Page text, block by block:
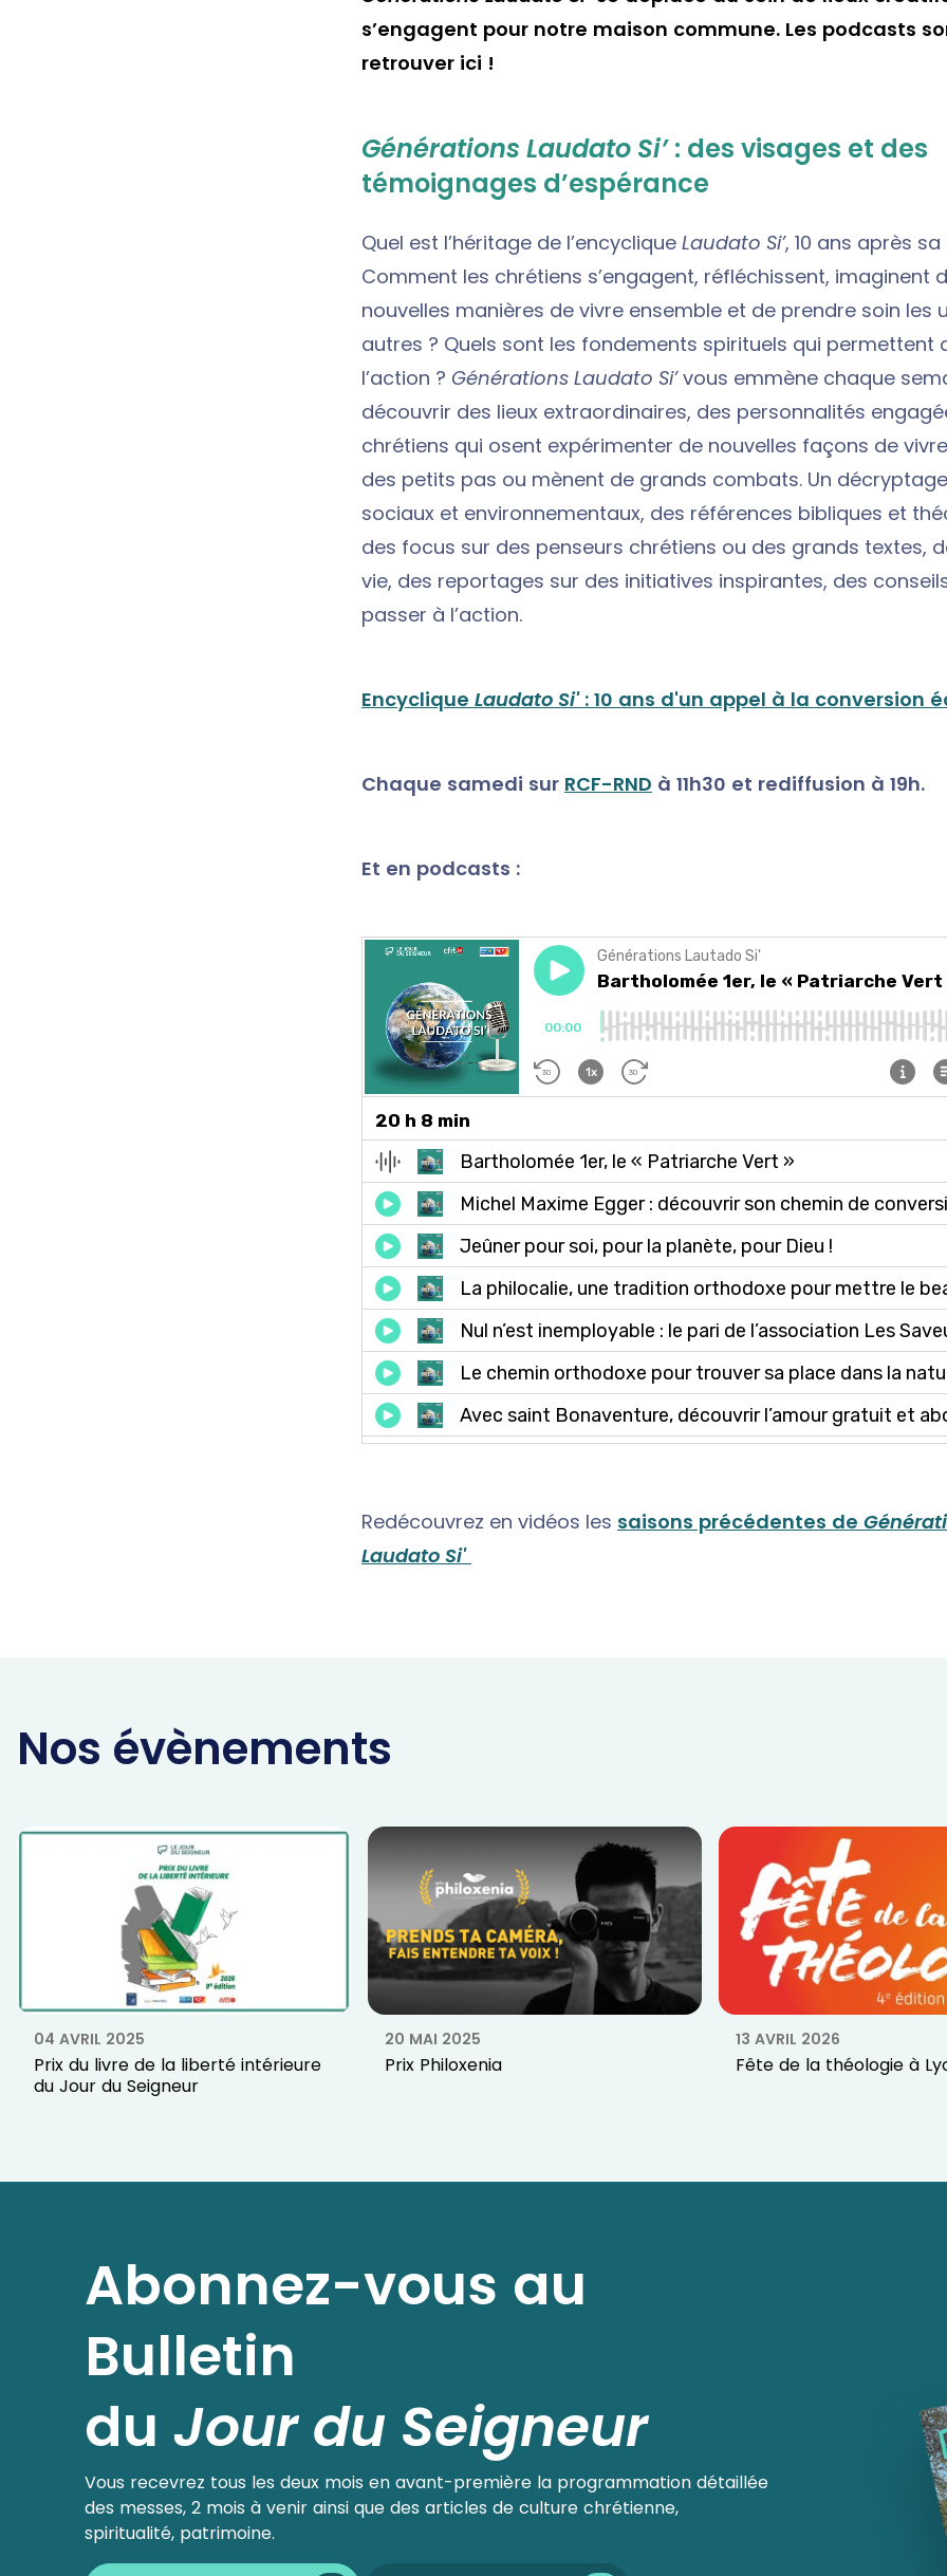
s’engagent pour notre maison commune. Les podcasts
retrouver ici !
Générations Laudato Si’: des visages et des
témoignages d’espérance
Quel est l’héritage de l’encyclique Laudato Si’, 10 ans après
Comment les chrétiens s’engagent, réfléchissent, imaginent
nouvelles manières de vivre ensemble et de prendre soin les
autres ? Quels sont les fondements spirituels qui permettent
l’action ? Générations Laudato Si’vous emmène chaque
découvrir des lieux extraordinaires, des personnalités
chrétiens qui osent expérimenter de nouvelles façons de
des petits pas ou mènent de grands combats. Un
sociaux et environnementaux, des références bibliques et
des focus sur des penseurs chrétiens ou des grands textes,
vie, des reportages sur des initiatives inspirantes, des
passer à l’action.
Encyclique Laudato Si': 10 ans d'un appel à la conversion
Chaque samedi sur RCF-RND à 11h30 et rediffusion à 19h.
Et en podcasts :
Redécouvrez en vidéos les saisons précédentes de
Laudato Si'
Nos évènements
04 AVRIL 2025
Prix du livre de la liberté intérieure
du Jour du Seigneur
20 MAI 2025
Prix Philoxenia
13 AVRIL 2026
Fête de la théologie à
Abonnez-vous au
Bulletin
du Jour du Seigneur
Vous recevrez tous les deux mois en avant-première la programmation détaillée
des messes, 2 mois à venir ainsi que des articles de culture chrétienne,
spiritualité, patrimoine.